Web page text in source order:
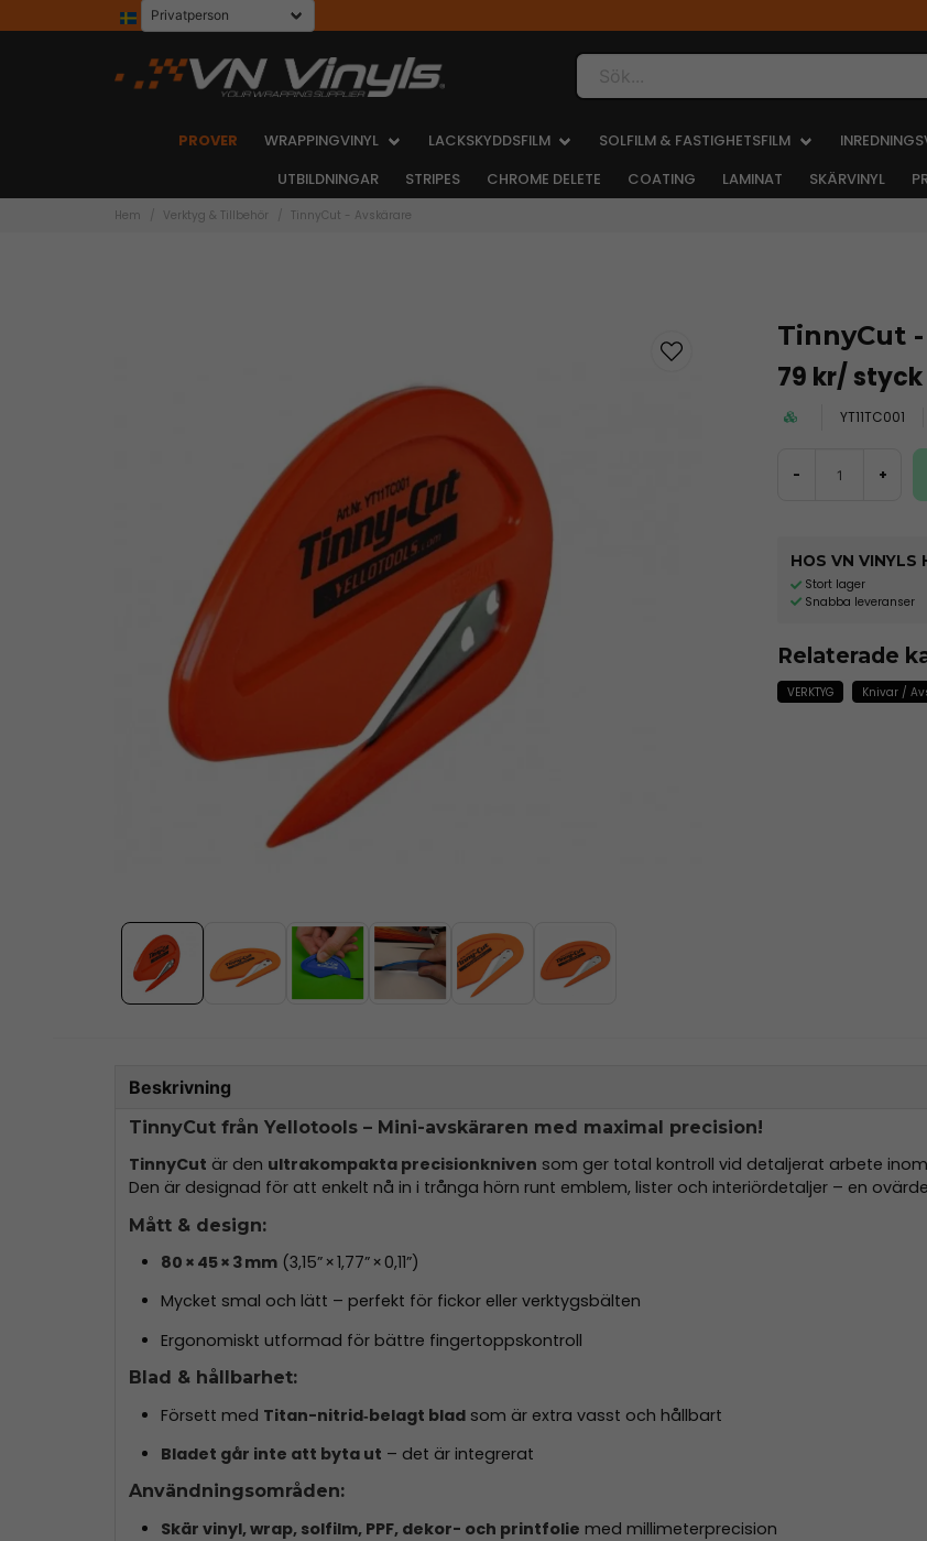
Sök...
PROVER WRAPPINGVINYL LACKSKYDDSFILM SOLFILM & FASTIGHETSFILM
UTBILDNINGAR
STRIPES CHROME DELETE COATING LAMINAT SKÄRVINYL
Hem Verktyg & Tillbehör TinnyCut - Avskärare
TinnyCut
79 kr/ styck
YT11TC001
- +
HOS VN VINYLS
Stort lager
Snabba leveranser
Relaterade
VERKTYG Knivar /
Beskrivning
TinnyCut från Yellotools – Mini-avskäraren med maximal precision!
TinnyCut är den ultrakompakta precisionkniven som ger total kontroll vid detaljerat arbete inom
Den är designad för att enkelt nå in i trånga hörn runt emblem, lister och interiördetaljer – en
Mått & design:
80 × 45 × 3 mm(3,15” × 1,77” × 0,11”)
Mycket smal och lätt – perfekt för fickor eller verktygsbälten
Ergonomiskt utformad för bättre fingertoppskontroll
Blad & hållbarhet:
Försett med Titan-nitrid‑belagt bladsom är extra vasst och hållbart
Bladet går inte att byta ut – det är integrerat
Användningsområden:
Skär vinyl, wrap, solfilm, PPF, dekor- och printfolie med millimeterprecision